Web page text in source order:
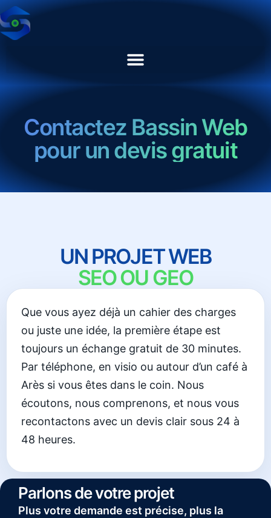
Contactez Bassin Web
pour un devis gratuit
UN PROJET WEB
SEO OU GEO
Que vous ayez déjà un cahier des charges
ou juste une idée, la première étape est
toujours un échange gratuit de 30 minutes.
Par téléphone, en visio ou autour d’un café à
Arès si vous êtes dans le coin. Nous
écoutons, nous comprenons, et nous vous
recontactons avec un devis clair sous 24 à
48 heures.
Parlons de votre projet
Plus votre demande est précise, plus la